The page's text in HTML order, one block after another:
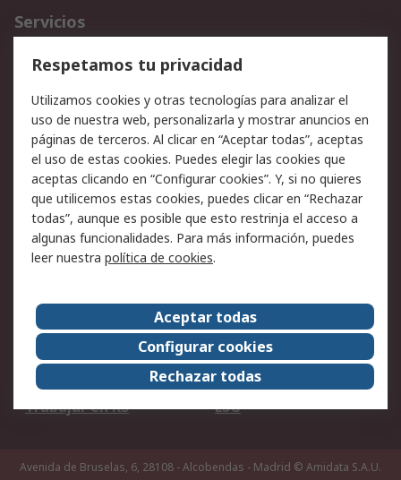
Servicios
Cómo realizar pedidos
Devoluciones
Facturación y pago
Ofertas
Soporte técnico
Legal
Aviso legal
Política de privacidad -
Actualizada
Política sobre cookies
Seguridad de emails
Certificaciones de
Condiciones de venta
Acerca de RS
Acerca de RS
RS Group
RS en el mundo
Sala de prensa
Trabajar en RS
ESG
Avenida de Bruselas, 6, 28108 - Alcobendas - Madrid © Amidata S.A.U.
Respetamos tu privacidad
Utilizamos cookies y otras tecnologías para analizar el
uso de nuestra web, personalizarla y mostrar anuncios en
páginas de terceros. Al clicar en “Aceptar todas”, aceptas
el uso de estas cookies. Puedes elegir las cookies que
aceptas clicando en “Configurar cookies”. Y, si no quieres
que utilicemos estas cookies, puedes clicar en “Rechazar
todas”, aunque es posible que esto restrinja el acceso a
algunas funcionalidades. Para más información, puedes
leer nuestra política de cookies.
Aceptar todas
Configurar cookies
Rechazar todas